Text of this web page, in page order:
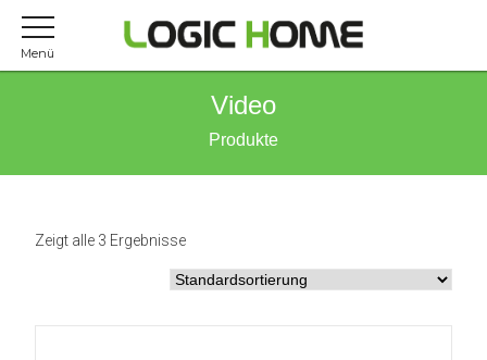
Video
Produkte
Zeigt alle 3 Ergebnisse
Menü